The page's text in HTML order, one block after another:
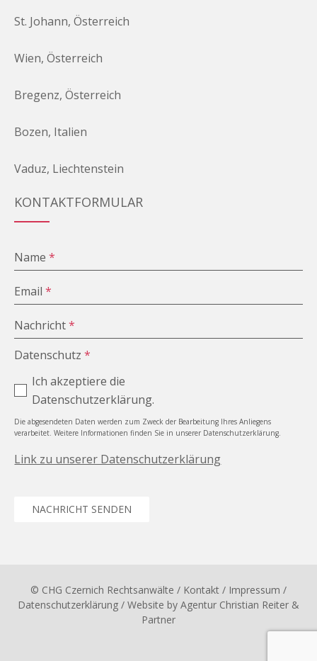
St. Johann, Österreich
Wien, Österreich
Bregenz, Österreich
Bozen, Italien
Vaduz, Liechtenstein
KONTAKTFORMULAR
Name*
Email*
Nachricht*
Datenschutz*
Ich akzeptiere die
Datenschutzerklärung.
Die abgesendeten Daten werden zum Zweck der Bearbeitung Ihres Anliegens
verarbeitet. Weitere Informationen finden Sie in unserer Datenschutzerklärung.
Link zu unserer Datenschutzerklärung
NACHRICHT SENDEN
© CHG Czernich Rechtsanwälte / Kontakt / Impressum /
Datenschutzerklärung / Website by Agentur Christian Reiter &
Partner